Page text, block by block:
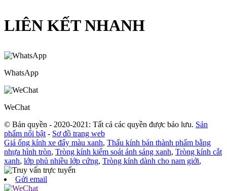
LIÊN KẾT NHANH
WhatsApp
WeChat
© Bản quyền - 2020-2021: Tất cả các quyền được bảo lưu. Sản
phẩm nổi bật - Sơ đồ trang web
Giá ống kính xe đẩy màu xanh, Thấu kính bán thành phẩm bằng
nhựa hình tròn, Tròng kính kiểm soát ánh sáng xanh, Tròng kính cắt
xanh, lớp phủ nhiều lớp cứng, Tròng kính dành cho nam giới,
Gửi email